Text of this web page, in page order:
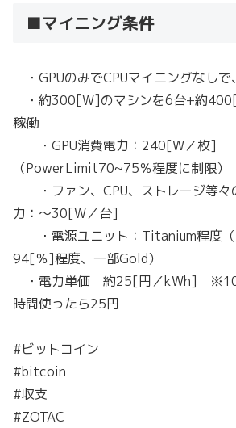
■マイニング条件
・GPUのみでCPUマイニングなしで
・約300[W]のマシンを6台+約
稼働
・GPU消費電力：240[W／枚]
（PowerLimit70~75％程度に制限）
・ファン、CPU、ストレージ等々
力：～30[W／台]
・電源ユニット：Titanium程度（
94[％]程度、一部Gold）
・電力単価 約25[円／kWh]
時間使ったら25円
#ビットコイン
#bitcoin
#収支
#ZOTAC